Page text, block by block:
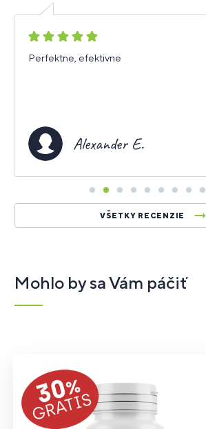
VŠETKY RECENZIE
5
Perfektne, efektivne
Alexander E.
Mohlo by sa Vám páčiť